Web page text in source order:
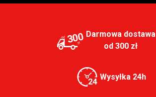
300 Darmowa dostawa
od 300 zł
Wysyłka 24h